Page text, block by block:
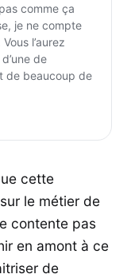
comme ça
je ne compte
l’aurez
de
de beaucoup de
cette
le métier de
contente pas
en amont à ce
de